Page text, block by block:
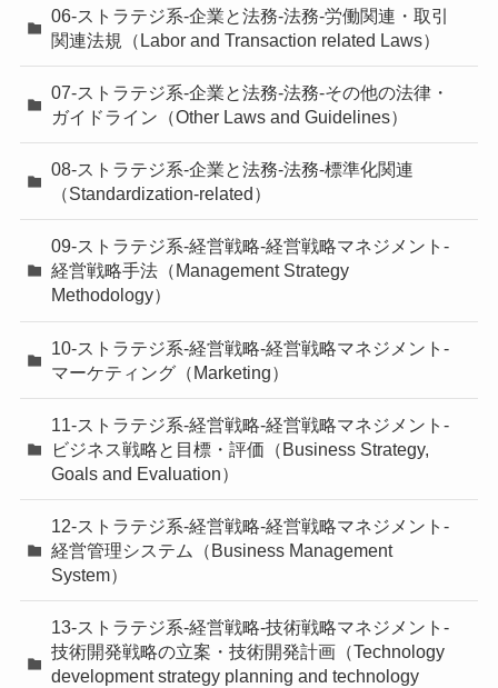
06-ストラテジ系-企業と法務-法務-労働関連・取引
関連法規（Labor and Transaction related Laws）
07-ストラテジ系-企業と法務-法務-その他の法律・
ガイドライン（Other Laws and Guidelines）
08-ストラテジ系-企業と法務-法務-標準化関連
（Standardization-related）
09-ストラテジ系-経営戦略-経営戦略マネジメント-
経営戦略手法（Management Strategy
Methodology）
10-ストラテジ系-経営戦略-経営戦略マネジメント-
マーケティング（Marketing）
11-ストラテジ系-経営戦略-経営戦略マネジメント-
ビジネス戦略と目標・評価（Business Strategy,
Goals and Evaluation）
12-ストラテジ系-経営戦略-経営戦略マネジメント-
経営管理システム（Business Management
System）
13-ストラテジ系-経営戦略-技術戦略マネジメント-
技術開発戦略の立案・技術開発計画（Technology
development strategy planning and technology